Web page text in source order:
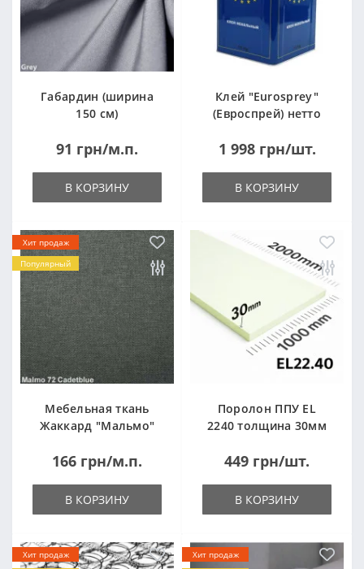
Габардин (ширина
150 см)
91 грн/м.п.
В КОРЗИНУ
Клей "Eurosprey"
(Евроспрей) нетто
1 998 грн/шт.
В КОРЗИНУ
Хит продаж
Популярный
Мебельная ткань
Жаккард "Мальмо"
166 грн/м.п.
В КОРЗИНУ
Поролон ППУ EL
2240 толщина 30мм
(1000x2000мм)
449 грн/шт.
В КОРЗИНУ
Хит продаж
Хит продаж